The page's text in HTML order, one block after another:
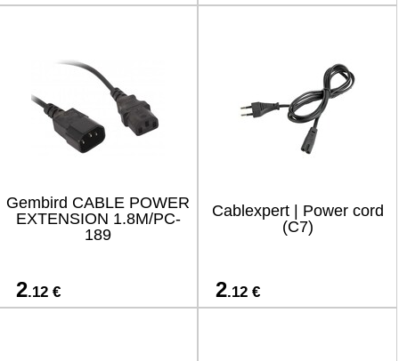
Gembird CABLE POWER
EXTENSION 1.8M/PC-
189
2.12 €
Cablexpert | Power cord
(C7)
2.12 €